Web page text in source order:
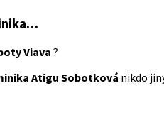
Viava ?
Atigu Sobotková nikdo